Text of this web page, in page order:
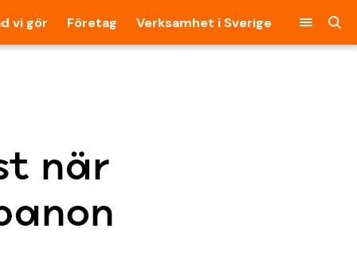
vi gör Företag Verksamhet i Sverige
när